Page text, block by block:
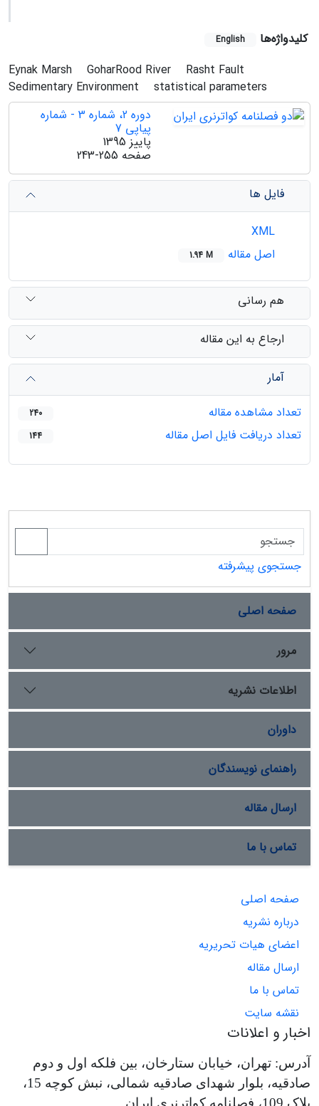
کلیدواژه‌ها English
Eynak Marsh GoharRood River
Rasht Fault
Sedimentary Environment
statistical parameters
دوره 2، شماره 3 - شماره
پیاپی 7
پاییز 1395
صفحه 243-255
فایل ها
اصل مقاله
1.94 M
هم رسانی
ارجاع به این مقاله
آمار
تعداد مشاهده مقاله
240
تعداد دریافت فایل اصل مقاله 144
جستجوی پیشرفته
صفحه اصلی
مرور
اطلاعات نشریه
داوران
راهنمای نویسندگان
ارسال مقاله
تماس با ما
صفحه اصلی
درباره نشریه
اعضای هیات تحریریه
ارسال مقاله
تماس با ما
نقشه سایت
اخبار و اعلانات
آدرس: تهران، خیابان ستارخان، بین فلکه اول و دوم
صادقیه، بلوار شهدای صادقیه شمالی، نبش کوچه 15،
پلاک 109، فصلنامه کواترنری ایران